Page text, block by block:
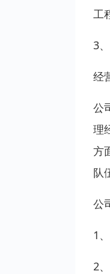
工
3
经
公
理
方
队
公
1
2